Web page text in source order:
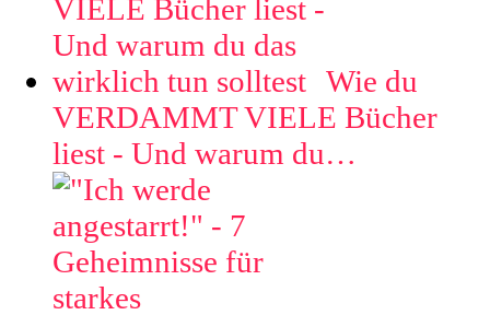
Wie du
VERDAMMT VIELE Bücher
liest - Und warum du…